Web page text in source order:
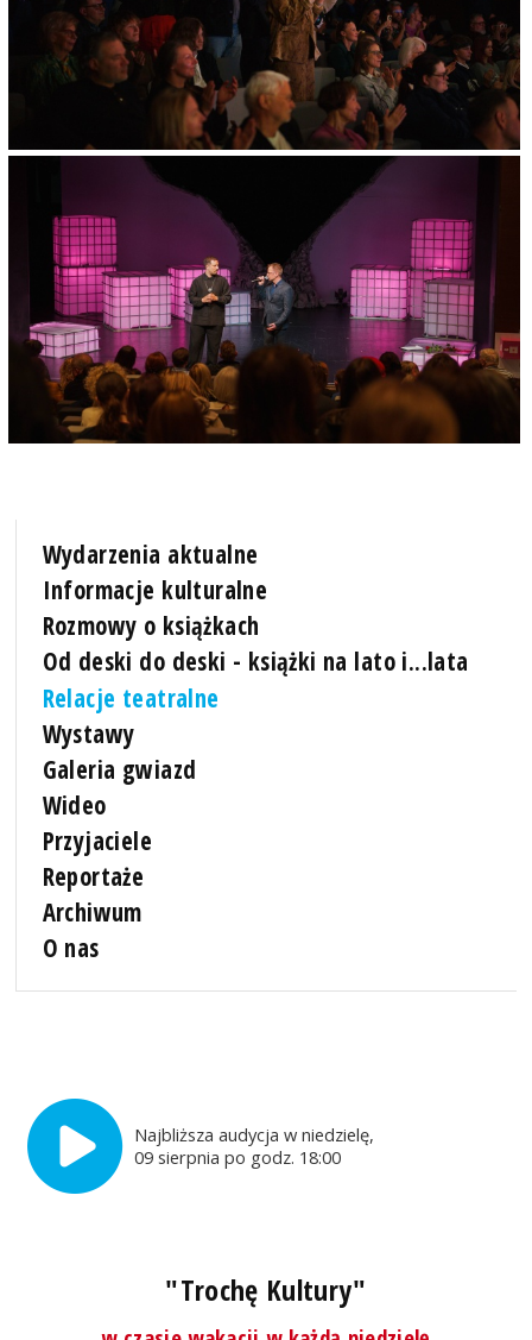
Wydarzenia aktualne
Informacje kulturalne
Rozmowy o książkach
Od deski do deski - książki na lato i...lata
Relacje teatralne
Wystawy
Galeria gwiazd
Wideo
Przyjaciele
Reportaże
Archiwum
O nas
Najbliższa audycja w niedzielę,
09 sierpnia po godz. 18:00
"Trochę Kultury"